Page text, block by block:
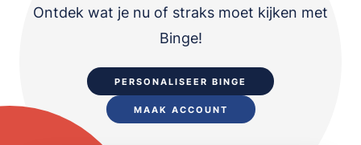
ALLES/NIETS SELECTEREN
AppOntdek wat je nu of straks moet kijken met
Binge!
PERSONALISEER BINGE
MAAK ACCOUNT